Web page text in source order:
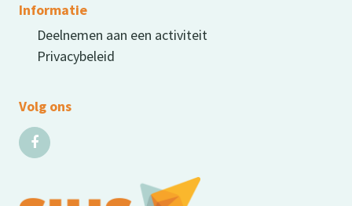
Informatie
Deelnemen aan een activiteit
Privacybeleid
Volg ons